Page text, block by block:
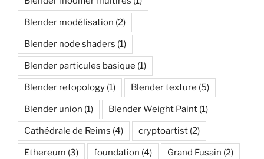
Blender modélisation (2)
Blender node shaders (1)
Blender particules basique (1)
Blender retopology (1) Blender texture (5)
Blender union (1) Blender Weight Paint (1)
Cathédrale de Reims (4) cryptoartist (2)
Ethereum (3) foundation (4) Grand Fusain (2)